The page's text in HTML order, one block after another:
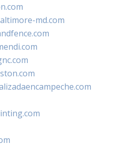
md.com